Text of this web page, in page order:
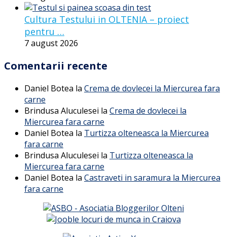
Cultura Testului in OLTENIA – proiect
pentru …
7 august 2026
Comentarii recente
Daniel Botea la Crema de dovlecei la Miercurea fara
carne
Brindusa Aluculesei la Crema de dovlecei la
Miercurea fara carne
Daniel Botea la Turtizza olteneasca la Miercurea
fara carne
Brindusa Aluculesei la Turtizza olteneasca la
Miercurea fara carne
Daniel Botea la Castraveti in saramura la Miercurea
fara carne